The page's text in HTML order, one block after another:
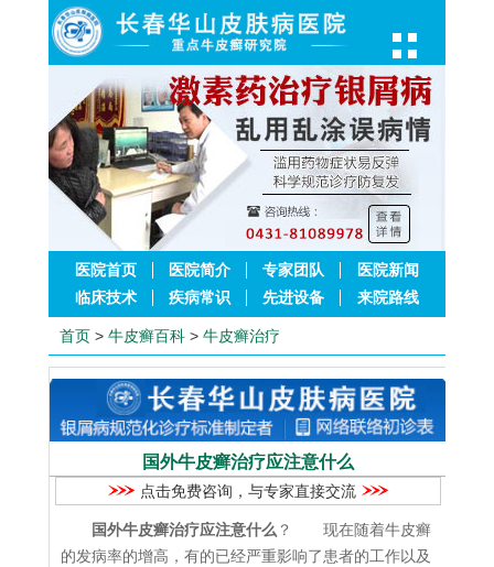
医院首页 医院简介 专家团队
医院新闻
临床技术
疾病常识 先进设备 来院路线
首页 > 牛皮癣百科 > 牛皮癣治疗
国外牛皮癣治疗应注意什么
点击免费咨询，与专家直接交流
国外牛皮癣治疗应注意什么 ？ 现在随着牛皮癣
的发病率的增高，有的已经严重影响了患者的工作以及